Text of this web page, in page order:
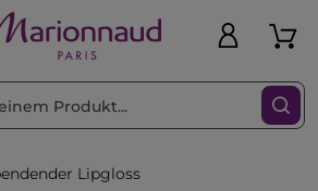
PFLEGE Make-up
Lipgloss
nach